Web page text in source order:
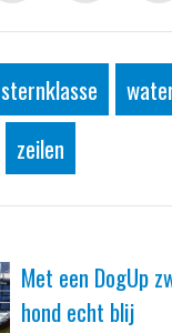
sternklasse
zeilen
Met een DogUp
hond echt blij